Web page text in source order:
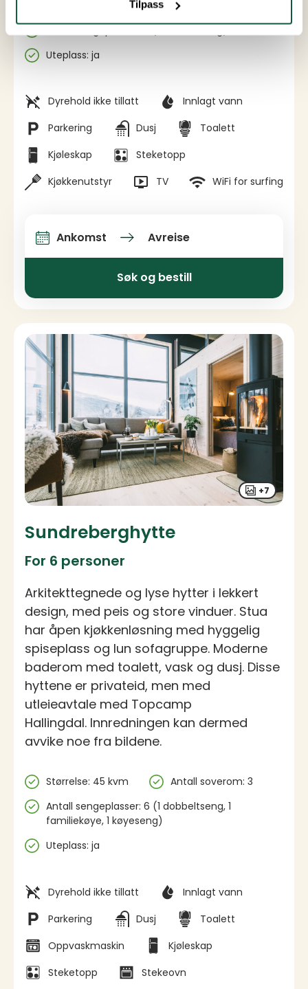
Tilpass
Antall soverom: 1
Uteplass: ja
Fasiliteter
Dyrehold ikke tillatt
Innlagt vann
Parkering
Dusj
Toalett
Kjøleskap
Steketopp
Kjøkkenutstyr
TV WiFi for surfing
Ankomst og avreise
Ankomst Avreise
Søk og bestill
+7
Sundreberghytte
For 6 personer
Arkitekttegnede og lyse hytter i lekkert
design, med peis og store vinduer. Stua
har åpen kjøkkenløsning med hyggelig
spiseplass og lun sofagruppe. Moderne
baderom med toalett, vask og dusj. Disse
hyttene er privateid, men med
utleieavtale med Topcamp
Hallingdal. Innredningen kan dermed
avvike noe fra bildene.
Spesifikasjoner
Størrelse: 45 kvm
Antall soverom: 3
Antall sengeplasser: 6 (1 dobbeltseng, 1
familiekøye, 1 køyeseng)
Uteplass: ja
Fasiliteter
Dyrehold ikke tillatt
Innlagt vann
Parkering
Dusj
Toalett
Oppvaskmaskin
Kjøleskap
Steketopp
Stekeovn